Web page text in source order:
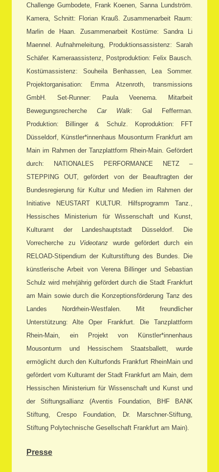
Challenge Gumbodete, Frank Koenen, Sanna Lundström.
Kamera, Schnitt: Florian Krauß. Zusammenarbeit Raum:
Marlin de Haan. Zusammenarbeit Kostüme: Sandra Li
Maennel. Aufnahmeleitung, Produktionsassistenz: Sarah
Schäfer. Kameraassistenz, Postproduktion: Felix Bausch.
Kostümassistenz: Souheila Benhassen, Lea Sommer.
Projektorganisation: Emma Atzenroth, transmissions
GmbH. Set-Runner: Paula Veenema. Mitarbeit
Bewegungsrecherche Car Walk: Gal Fefferman.
Produktion: Billinger & Schulz. Koproduktion: FFT
Düsseldorf, Künstler*innenhaus Mousonturm Frankfurt am
Main im Rahmen der Tanzplattform Rhein-Main. Gefördert
durch: NATIONALES PERFORMANCE NETZ –
STEPPING OUT, gefördert von der Beauftragten der
Bundesregierung für Kultur und Medien im Rahmen der
Initiative NEUSTART KULTUR. Hilfsprogramm Tanz.,
Hessisches Ministerium für Wissenschaft und Kunst,
Kulturamt der Landeshauptstadt Düsseldorf. Die
Vorrecherche zu Videotanz wurde gefördert durch ein
RELOAD-Stipendium der Kulturstiftung des Bundes. Die
künstlerische Arbeit von Verena Billinger und Sebastian
Schulz wird mehrjährig gefördert durch die Stadt Frankfurt
am Main sowie durch die Konzeptionsförderung Tanz des
Landes Nordrhein-Westfalen. Mit freundlicher
Unterstützung: Alte Oper Frankfurt. Die Tanzplattform
Rhein-Main, ein Projekt von Künstler*innenhaus
Mousonturm und Hessischem Staatsballett, wurde
ermöglicht durch den Kulturfonds Frankfurt RheinMain und
gefördert vom Kulturamt der Stadt Frankfurt am Main, dem
Hessischen Ministerium für Wissenschaft und Kunst und
der Stiftungsallianz (Aventis Foundation, BHF BANK
Stiftung, Crespo Foundation, Dr. Marschner-Stiftung,
Stiftung Polytechnische Gesellschaft Frankfurt am Main).
Presse